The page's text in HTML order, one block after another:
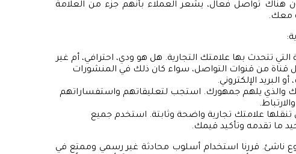
هناك تواصل فعال، يشعر العملاء بأنهم جزء من العلامة
معك.
تتحدث بها علامتك التجارية. هل هو ودي، احترافي، أم غير
من قنوات التواصل، سواء كان ذلك في المنشورات
البريد الإلكتروني.
يلهم جمهورك. استجب لتعليقاتهم واستفساراتهم
تنقلها علامتك تجارية واضحة وثابتة. استخدم جميع
ما تقدمه وتأكيد قيمك.
قررنا استخدام أسلوب محادثة غير رسمي وممتع في